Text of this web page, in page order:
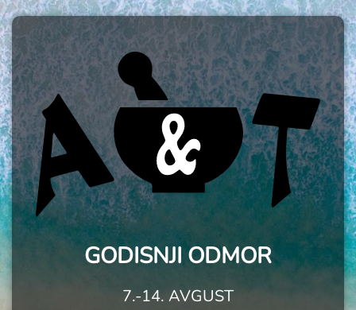
GODISNJI ODMOR
7.-14. AVGUST